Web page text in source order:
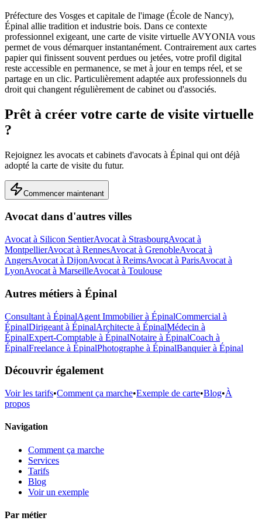
Préfecture des Vosges et capitale de l'image (École de Nancy),
Épinal allie tradition et industrie bois. Dans ce contexte
professionnel exigeant, une carte de visite virtuelle AVYONIA vous
permet de vous démarquer instantanément. Contrairement aux cartes
papier qui finissent souvent perdues ou jetées, votre profil digital
reste accessible en permanence, se met à jour en temps réel, et se
partage en un clic. Particulièrement adaptée aux professionnels du
droit qui changent régulièrement de cabinet ou d'associés.
Prêt à créer votre carte de visite virtuelle
?
Rejoignez les avocats et cabinets d'avocats à Épinal qui ont déjà
adopté la carte de visite du futur.
Commencer maintenant
Avocatdans d'autres villes
Avocat à Silicon SentierAvocat à StrasbourgAvocat à
MontpellierAvocat à RennesAvocat à GrenobleAvocat à
AngersAvocat à DijonAvocat à ReimsAvocat à ParisAvocat à
LyonAvocat à MarseilleAvocat à Toulouse
Autres métiers à Épinal
Consultant à ÉpinalAgent Immobilierà ÉpinalCommercial à
ÉpinalDirigeant à ÉpinalArchitecte à ÉpinalMédecin à
ÉpinalExpert-Comptable à ÉpinalNotaire à ÉpinalCoach à
ÉpinalFreelance à ÉpinalPhotographe à ÉpinalBanquierà Épinal
Découvrir également
Voir les tarifs•Comment ça marche•Exemple de carte•Blog•À
propos
Navigation
Comment ça marche
Services
Tarifs
Blog
Voir un exemple
Par métier